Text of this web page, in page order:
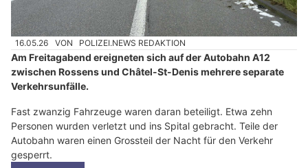
16.05.26 VON POLIZEI.NEWS REDAKTION
Am Freitagabend ereigneten sich auf der Autobahn A12
zwischen Rossens und Châtel-St-Denis mehrere separate
Verkehrsunfälle.
Fast zwanzig Fahrzeuge waren daran beteiligt. Etwa zehn
Personen wurden verletzt und ins Spital gebracht. Teile der
Autobahn waren einen Grossteil der Nacht für den Verkehr
gesperrt.